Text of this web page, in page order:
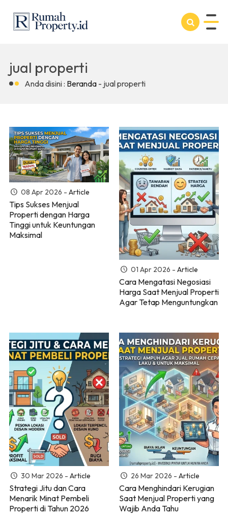
jual properti
Anda disini : Beranda - jual properti
08 Apr 2026 - Article
Tips Sukses Menjual
Properti dengan Harga
Tinggi untuk Keuntungan
Maksimal
01 Apr 2026 - Article
Cara Mengatasi Negosiasi
Harga Saat Menjual Properti
Agar Tetap Menguntungkan
30 Mar 2026 - Article
Strategi Jitu dan Cara
Menarik Minat Pembeli
Properti di Tahun 2026
26 Mar 2026 - Article
Cara Menghindari Kerugian
Saat Menjual Properti yang
Wajib Anda Tahu